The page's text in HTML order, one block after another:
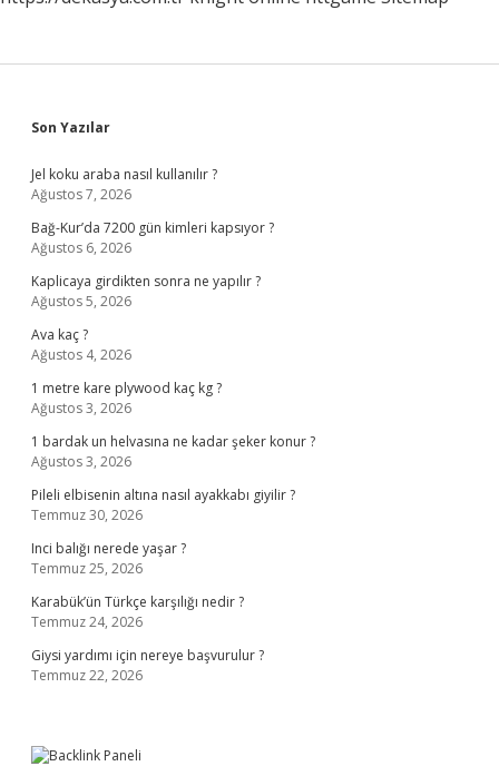
Sidebar
Son Yazılar
Jel koku araba nasıl kullanılır ?
Ağustos 7, 2026
Bağ-Kur’da 7200 gün kimleri kapsıyor ?
Ağustos 6, 2026
Kaplicaya girdikten sonra ne yapılır ?
Ağustos 5, 2026
Ava kaç ?
Ağustos 4, 2026
1 metre kare plywood kaç kg ?
Ağustos 3, 2026
1 bardak un helvasına ne kadar şeker konur ?
Ağustos 3, 2026
Pileli elbisenin altına nasıl ayakkabı giyilir ?
Temmuz 30, 2026
Inci balığı nerede yaşar ?
Temmuz 25, 2026
Karabük’ün Türkçe karşılığı nedir ?
Temmuz 24, 2026
Giysi yardımı için nereye başvurulur ?
Temmuz 22, 2026